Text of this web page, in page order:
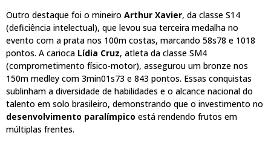
Outro destaque foi o mineiro Arthur Xavier, da classe S14
(deficiência intelectual), que levou sua terceira medalha no
evento com a prata nos 100m costas, marcando 58s78 e 1018
pontos. A carioca Lídia Cruz, atleta da classe SM4
(comprometimento físico-motor), assegurou um bronze nos
150m medley com 3min01s73 e 843 pontos. Essas conquistas
sublinham a diversidade de habilidades e o alcance nacional do
talento em solo brasileiro, demonstrando que o investimento no
desenvolvimento paralímpico está rendendo frutos em
múltiplas frentes.